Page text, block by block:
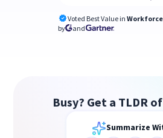
Voted Best Value in
by
and
Busy? Get a TLDR
Summarize